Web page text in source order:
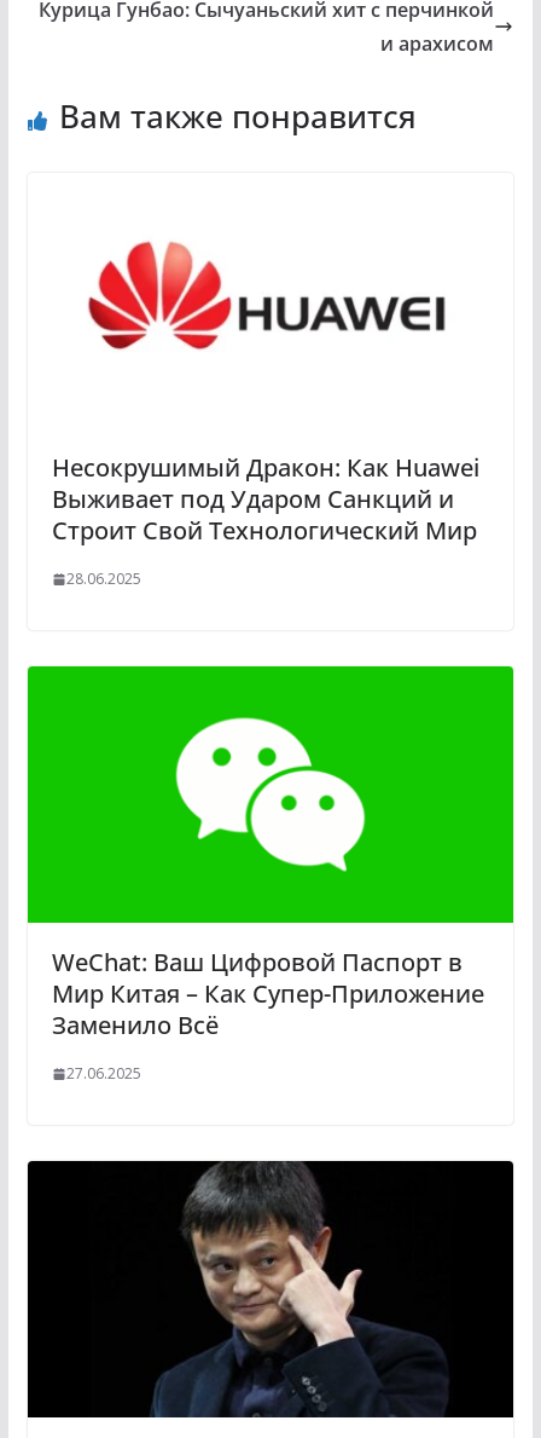
Курица Гунбао: Сычуаньский хит с перчинкой
и арахисом
Вам также понравится
Несокрушимый Дракон: Как Huawei
Выживает под Ударом Санкций и
Строит Свой Технологический Мир
28.06.2025
WeChat: Ваш Цифровой Паспорт в
Мир Китая – Как Супер-Приложение
Заменило Всё
27.06.2025